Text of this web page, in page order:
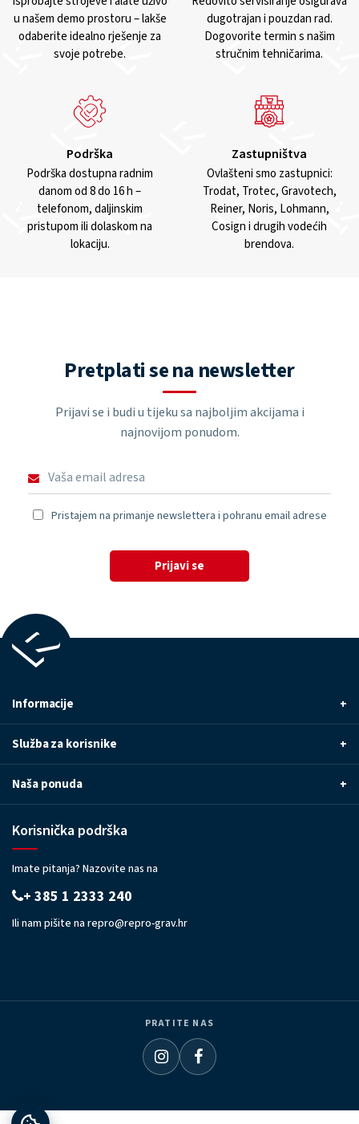
u našem demo prostoru – lakše
odaberite idealno rješenje za
svoje potrebe.
dugotrajan i pouzdan rad.
Dogovorite termin s našim
stručnim tehničarima.
Podrška
Podrška dostupna radnim
danom od 8 do 16 h –
telefonom, daljinskim
pristupom ili dolaskom na
lokaciju.
Zastupništva
Ovlašteni smo zastupnici:
Trodat, Trotec, Gravotech,
Reiner, Noris, Lohmann,
Cosign i drugih vodećih
brendova.
Pretplati se na newsletter
Prijavi se i budi u tijeku sa najboljim akcijama i
najnovijom ponudom.
Pristajem na primanje newslettera i pohranu email adrese
Prijavi se
Informacije +
Služba za korisnike +
Naša ponuda +
Korisnička podrška
Imate pitanja? Nazovite nas na
+ 385 1 2333 240
Ili nam pišite na repro@repro-grav.hr
PRATITE NAS